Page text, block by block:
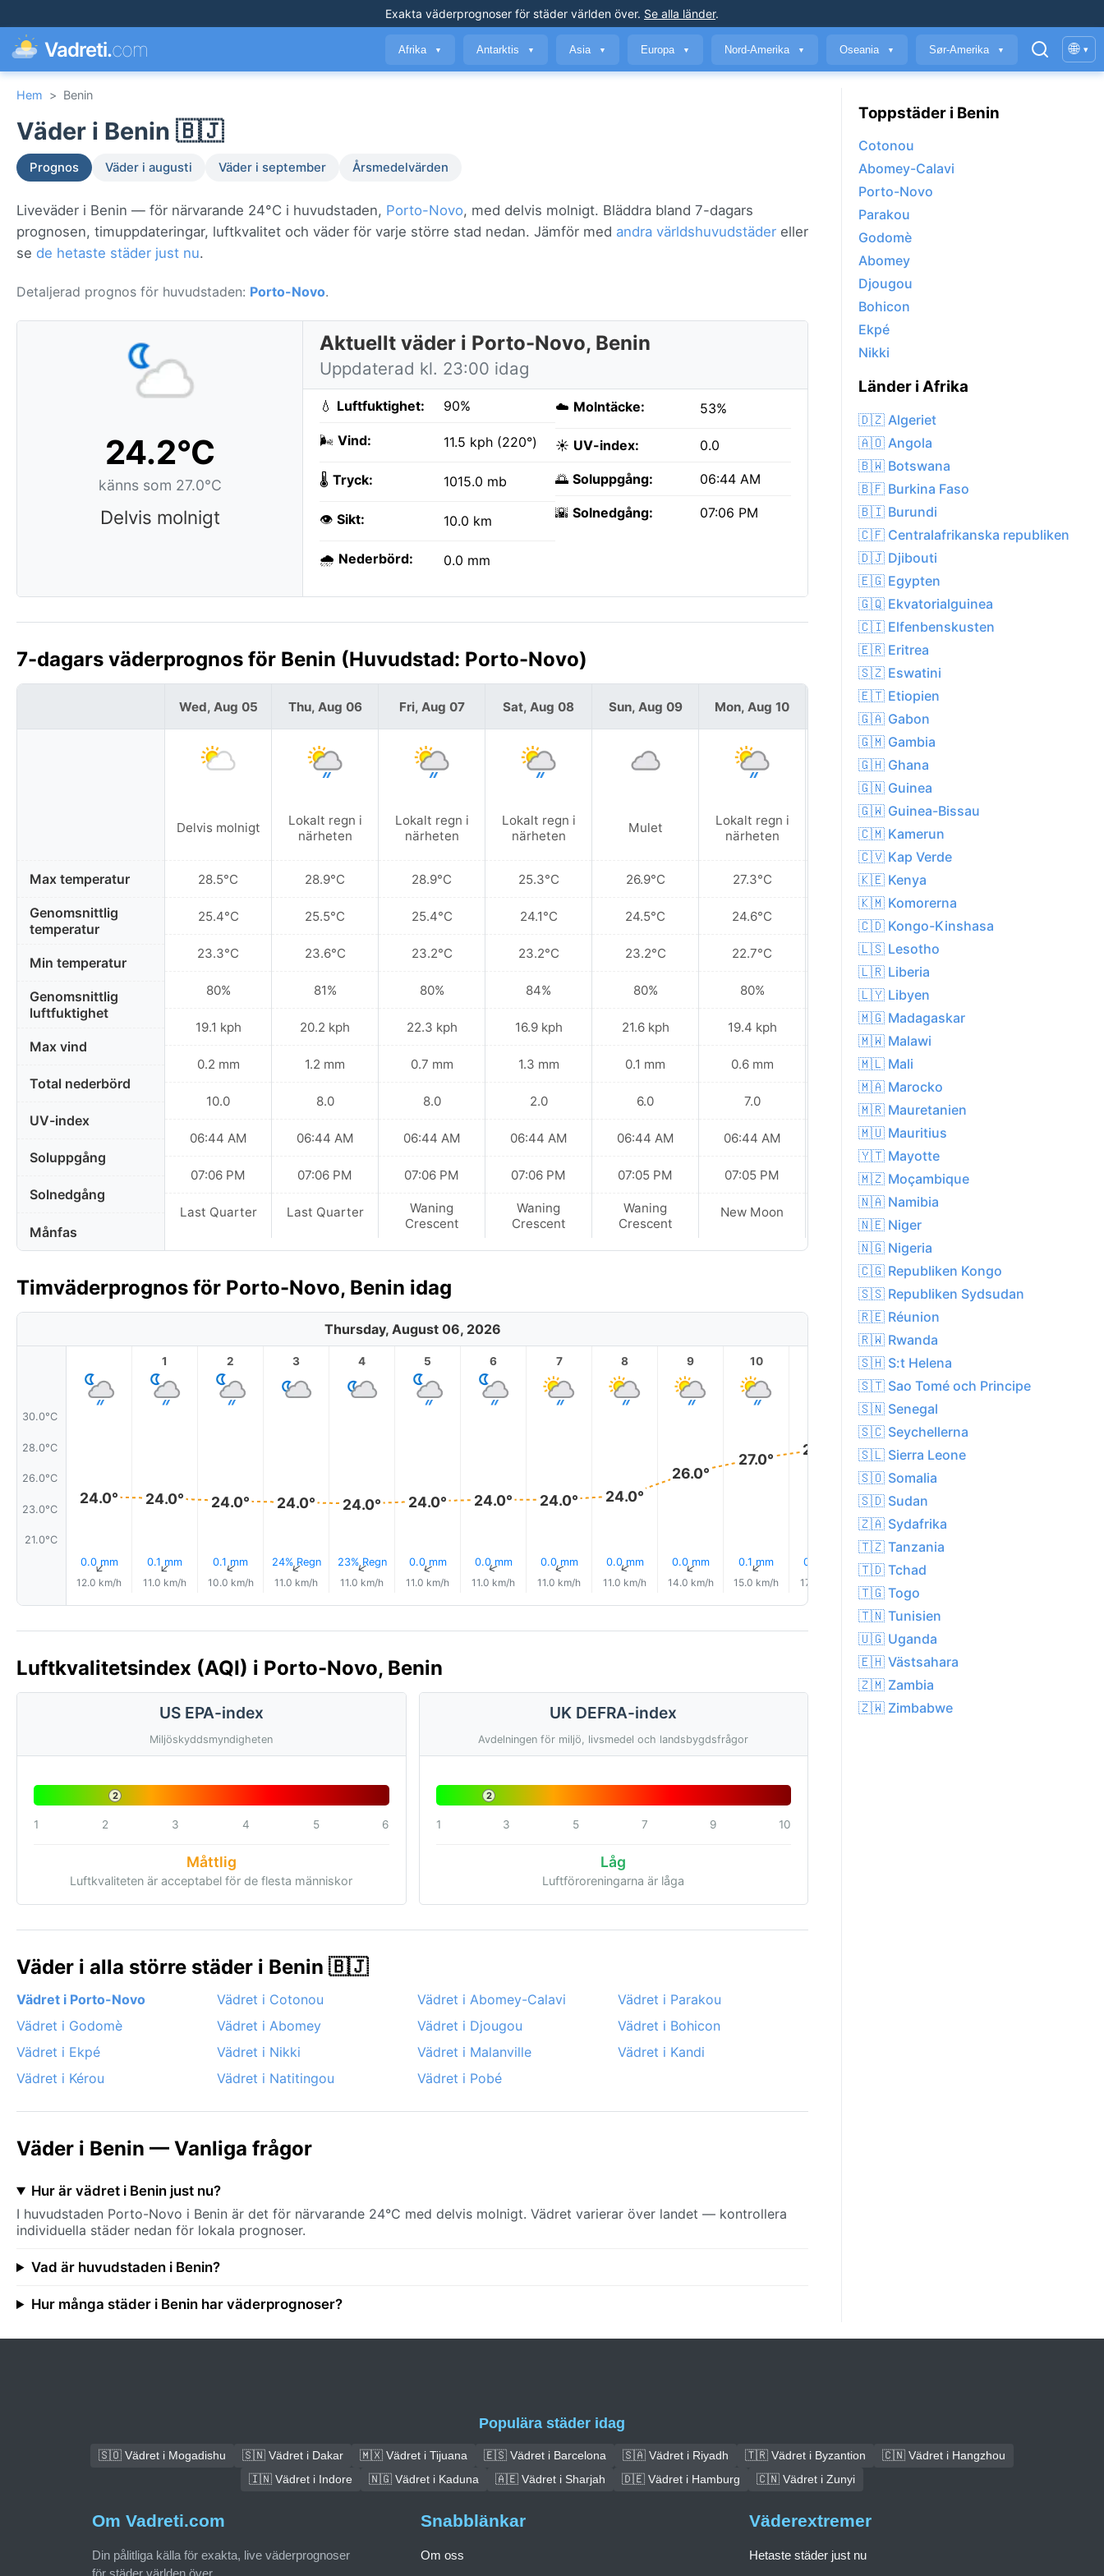
Exakta väderprognoser för städer världen över. Se alla länder.
Vadreti.com Afrika ▼ Antarktis ▼ Asia ▼ Europa ▼ Nord-Amerika ▼ Oseania ▼ Sør-Amerika ▼ 🌐 ▾
Hem > Benin
Väder i Benin 🇧🇯
Prognos Väder i augusti Väder i september Årsmedelvärden
Liveväder i Benin — för närvarande 24°C i huvudstaden, Porto-Novo, med delvis molnigt. Bläddra bland 7-dagars
prognosen, timuppdateringar, luftkvalitet och väder för varje större stad nedan. Jämför med andra världshuvudstäder eller
se de hetaste städer just nu.
Detaljerad prognos för huvudstaden: Porto-Novo.
24.2°C
känns som 27.0°C
Delvis molnigt
Aktuellt väder i Porto-Novo, Benin
Uppdaterad kl. 23:00 idag
💧 Luftfuktighet: 90%
🌬️ Vind: 11.5 kph (220°)
🌡️ Tryck: 1015.0 mb
👁️ Sikt: 10.0 km
🌧️ Nederbörd: 0.0 mm
☁️ Molntäcke: 53%
☀️ UV-index: 0.0
🌅 Soluppgång: 06:44 AM
🌇 Solnedgång: 07:06 PM
7-dagars väderprognos för Benin (Huvudstad: Porto-Novo)
Max temperatur
Genomsnittlig
temperatur
Min temperatur
Genomsnittlig
luftfuktighet
Max vind
Total nederbörd
UV-index
Soluppgång
Solnedgång
Månfas
Wed, Aug 05
Delvis molnigt
28.5°C
25.4°C
23.3°C
80%
19.1 kph
0.2 mm
10.0
06:44 AM
07:06 PM
Last Quarter
Thu, Aug 06
Lokalt regn i
närheten
28.9°C
25.5°C
23.6°C
81%
20.2 kph
1.2 mm
8.0
06:44 AM
07:06 PM
Last Quarter
Fri, Aug 07
Lokalt regn i
närheten
28.9°C
25.4°C
23.2°C
80%
22.3 kph
0.7 mm
8.0
06:44 AM
07:06 PM
Waning
Crescent
Sat, Aug 08
Lokalt regn i
närheten
25.3°C
24.1°C
23.2°C
84%
16.9 kph
1.3 mm
2.0
06:44 AM
07:06 PM
Waning
Crescent
Sun, Aug 09
Mulet
26.9°C
24.5°C
23.2°C
80%
21.6 kph
0.1 mm
6.0
06:44 AM
07:05 PM
Waning
Crescent
Mon, Aug 10
Lokalt regn i
närheten
27.3°C
24.6°C
22.7°C
80%
19.4 kph
0.6 mm
7.0
06:44 AM
07:05 PM
New Moon
Tue, Aug 11
Lokalt regn i
närheten
27.3°C
24.6°C
22.9°C
79%
16.2 kph
0.0 mm
7.0
06:44 AM
07:05 PM
New Moon
Timväderprognos för Porto-Novo, Benin idag
Thursday, August 06, 2026
30.0°C
28.0°C
26.0°C
23.0°C
21.0°C
24.0°
0.0 mm
↑
12.0 km/h
1
24.0°
0.1 mm
↑
11.0 km/h
2
24.0°
0.1 mm
↑
10.0 km/h
3
24.0°
24% Regn
↑
11.0 km/h
4
24.0°
23% Regn
↑
11.0 km/h
5
24.0°
0.0 mm
↑
11.0 km/h
6
24.0°
0.0 mm
↑
11.0 km/h
7
24.0°
0.0 mm
↑
11.0 km/h
8
24.0°
0.0 mm
↑
11.0 km/h
9
26.0°
0.0 mm
↑
14.0 km/h
10
27.0°
0.1 mm
↑
15.0 km/h
28.0°
0.2 mm
17.0 km/h
12
28.0°
0.4 mm
↑
13
29.0°
Luftkvalitetsindex (AQI) i Porto-Novo, Benin
US EPA-index
Miljöskyddsmyndigheten
2
1 2 3 4 5 6
Måttlig
Luftkvaliteten är acceptabel för de flesta människor
UK DEFRA-index
Avdelningen för miljö, livsmedel och landsbygdsfrågor
2
1 3 5 7 9 10
Låg
Luftföroreningarna är låga
Väder i alla större städer i Benin 🇧🇯
Vädret i Porto-Novo Vädret i Cotonou Vädret i Abomey-Calavi
Vädret i Parakou
Vädret i Godomè
Vädret i Abomey Vädret i Djougou
Vädret i Bohicon
Vädret i Ekpé
Vädret i Nikki Vädret i Malanville
Vädret i Kandi
Vädret i Kérou
Vädret i Natitingou Vädret i Pobé
Väder i Benin — Vanliga frågor
Hur är vädret i Benin just nu?
I huvudstaden Porto-Novo i Benin är det för närvarande 24°C med delvis molnigt. Vädret varierar över landet — kontrollera
individuella städer nedan för lokala prognoser.
Vad är huvudstaden i Benin?
Hur många städer i Benin har väderprognoser?
Toppstäder i Benin
Cotonou
Abomey-Calavi
Porto-Novo
Parakou
Godomè
Abomey
Djougou
Bohicon
Ekpé
Nikki
Länder i Afrika
🇩🇿 Algeriet
🇦🇴 Angola
🇧🇼 Botswana
🇧🇫 Burkina Faso
🇧🇮 Burundi
🇨🇫 Centralafrikanska republiken
🇩🇯 Djibouti
🇪🇬 Egypten
🇬🇶 Ekvatorialguinea
🇨🇮 Elfenbenskusten
🇪🇷 Eritrea
🇸🇿 Eswatini
🇪🇹 Etiopien
🇬🇦 Gabon
🇬🇲 Gambia
🇬🇭 Ghana
🇬🇳 Guinea
🇬🇼 Guinea-Bissau
🇨🇲 Kamerun
🇨🇻 Kap Verde
🇰🇪 Kenya
🇰🇲 Komorerna
🇨🇩 Kongo-Kinshasa
🇱🇸 Lesotho
🇱🇷 Liberia
🇱🇾 Libyen
🇲🇬 Madagaskar
🇲🇼 Malawi
🇲🇱 Mali
🇲🇦 Marocko
🇲🇷 Mauretanien
🇲🇺 Mauritius
🇾🇹 Mayotte
🇲🇿 Moçambique
🇳🇦 Namibia
🇳🇪 Niger
🇳🇬 Nigeria
🇨🇬 Republiken Kongo
🇸🇸 Republiken Sydsudan
🇷🇪 Réunion
🇷🇼 Rwanda
🇸🇭 S:t Helena
🇸🇹 Sao Tomé och Principe
🇸🇳 Senegal
🇸🇨 Seychellerna
🇸🇱 Sierra Leone
🇸🇴 Somalia
🇸🇩 Sudan
🇿🇦 Sydafrika
🇹🇿 Tanzania
🇹🇩 Tchad
🇹🇬 Togo
🇹🇳 Tunisien
🇺🇬 Uganda
🇪🇭 Västsahara
🇿🇲 Zambia
🇿🇼 Zimbabwe
Populära städer idag
🇸🇴 Vädret i Mogadishu 🇸🇳 Vädret i Dakar 🇲🇽 Vädret i Tijuana 🇪🇸 Vädret i Barcelona 🇸🇦 Vädret i Riyadh 🇹🇷 Vädret i Byzantion
🇨🇳 Vädret i Hangzhou
🇮🇳 Vädret i Indore
🇳🇬 Vädret i Kaduna 🇦🇪 Vädret i Sharjah 🇩🇪 Vädret i Hamburg 🇨🇳 Vädret i Zunyi
Om Vadreti.com
Din pålitliga källa för exakta, live väderprognoser
för städer världen över.
Snabblänkar
Om oss
Väderextremer
Hetaste städer just nu